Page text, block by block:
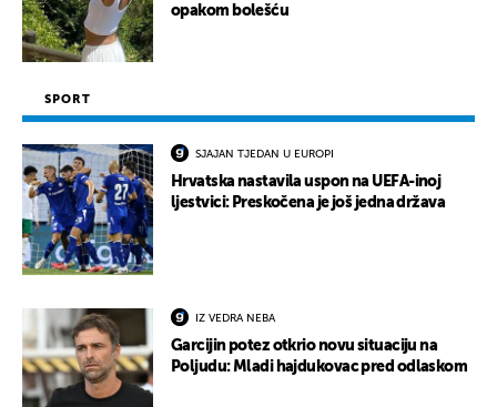
opakom bolešću
SPORT
SJAJAN TJEDAN U EUROPI
Hrvatska nastavila uspon na UEFA-inoj
ljestvici: Preskočena je još jedna država
IZ VEDRA NEBA
Garcijin potez otkrio novu situaciju na
Poljudu: Mladi hajdukovac pred odlaskom